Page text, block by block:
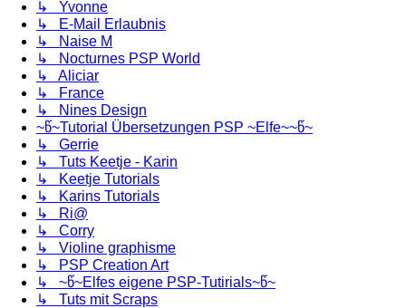
↳ Yvonne
↳ E-Mail Erlaubnis
↳ Naise M
↳ Nocturnes PSP World
↳ Aliciar
↳ France
↳ Nines Design
~წ~Tutorial Übersetzungen PSP ~Elfe~~წ~
↳ Gerrie
↳ Tuts Keetje - Karin
↳ Keetje Tutorials
↳ Karins Tutorials
↳ Ri@
↳ Corry
↳ Violine graphisme
↳ PSP Creation Art
↳ ~წ~Elfes eigene PSP-Tutirials~წ~
↳ Tuts mit Scraps